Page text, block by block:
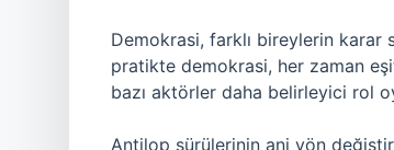
Demokrasi, farklı bireylerin karar
pratikte demokrasi, her zaman
bazı aktörler daha belirleyici rol
Antilop sürülerinin ani yön